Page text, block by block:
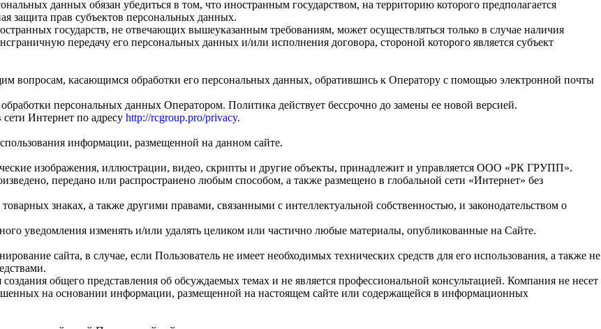
данных обязан убедиться в том, что иностранным государством, на территорию которого предполагается
защита прав субъектов персональных данных.
государств, не отвечающих вышеуказанным требованиям, может осуществляться только в случае наличия
передачу его персональных данных и/или исполнения договора, стороной которого является субъект
вопросам, касающимся обработки его персональных данных, обратившись к Оператору с помощью электронной почты
персональных данных Оператором. Политика действует бессрочно до замены ее новой версией.
Интернет по адресу http://rcgroup.pro/privacy.
информации, размещенной на данном сайте.
изображения, иллюстрации, видео, скрипты и другие объекты, принадлежит и управляется ООО «РК ГРУПП».
передано или распространено любым способом, а также размещено в глобальной сети «Интернет» без
знаках, а также другими правами, связанными с интеллектуальной собственностью, и законодательством о
уведомления изменять и/или удалять целиком или частично любые материалы, опубликованные на Сайте.
сайта, в случае, если Пользователь не имеет необходимых технических средств для его использования, а также не
общего представления об обсуждаемых темах и не является профессиональной консультацией. Компания не несет
на основании информации, размещенной на настоящем сайте или содержащейся в информационных